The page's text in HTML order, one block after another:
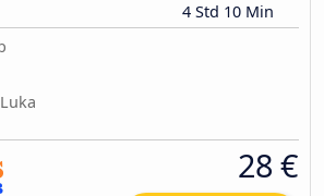
4 Std 10 Min
28 €